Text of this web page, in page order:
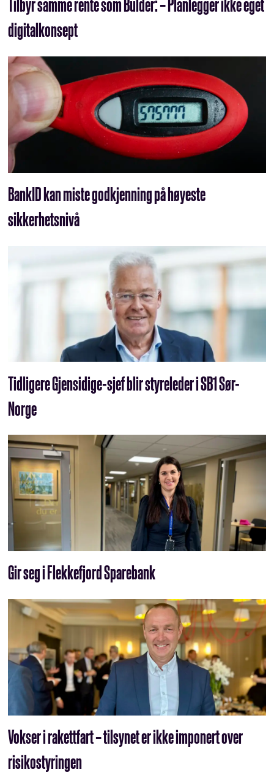
digitalkonsept
BankID kan miste godkjenning på høyeste
sikkerhetsnivå
Tidligere Gjensidige-sjef blir styreleder i SB1 Sør-
Norge
Gir seg i Flekkefjord Sparebank
Vokser i rakettfart – tilsynet er ikke imponert over
risikostyringen